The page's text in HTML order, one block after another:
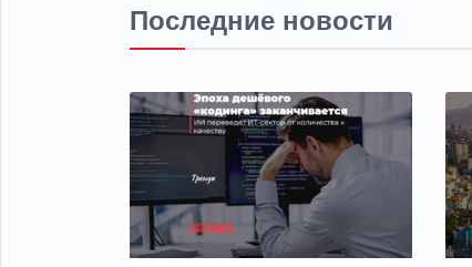
Последние новости